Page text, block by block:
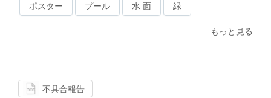
ポスター プール 水 面 緑
もっと見る
不具合報告